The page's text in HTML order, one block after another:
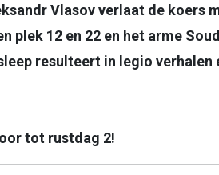
Vlasov verlaat de koers
plek 12 en 22 en het arme
resulteert in legio
tot rustdag 2!